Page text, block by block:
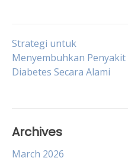
Post
navigation
Strategi untuk
Menyembuhkan Penyakit
Diabetes Secara Alami
Archives
March 2026